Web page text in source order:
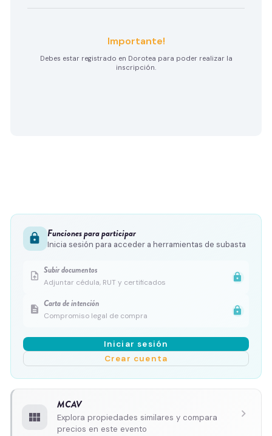
Importante!
Debes estar registrado en Dorotea para poder realizar la
inscripción.
lock Funciones para participar
Inicia sesión para acceder a herramientas de subasta
upload_file Subir documentos
Adjuntar cédula, RUT y certificados
lock
description Carta de intención
Compromiso legal de compra
lock
Iniciar sesión
Crear cuenta
view_module
MCAV
Explora propiedades similares y compara
precios en este evento
chevron_right